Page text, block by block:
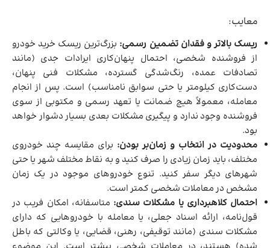
معایب:
ریسک بالاتر و فقدان تضمین رسمی: بزرگ‌ترین ریسک خرید خودرو
از فروشنده شخصی، احتمال پنهان‌کاری ایرادات جدی (مانند
تصادفات عمده، رنگ‌شدگی گسترده، مشکلات فنی پنهان،
دست‌کاری کیلومتر یا حتی سوابق نامناسب) است. پس از انجام
معامله، معمولاً هیچ ضمانت یا تعهد رسمی و مکتوبی از سوی
فروشنده وجود ندارد و پیگیری مشکلات بعدی بسیار دشوار خواهد
بود.
محدودیت در انتخاب و زمان‌بر بودن: برای مقایسه چند خودروی
مختلف، باید زمان زیادی را صرف کنید و به نقاط مختلف شهر یا حتی
شهرهای دیگر سفر کنید. تنوع خودروهای موجود در یک زمان
مشخص در معاملات شخصی کمتر است.
احتمال کلاهبرداری یا مشکلات سندی: متاسفانه، امکان فریب در
قول‌نامه، ارائه اسناد جعلی، یا معامله با خودروهایی که دارای
مشکلات سندی (مانند توقیفی، رهنی، قضایی، یا وکالتی که باطل